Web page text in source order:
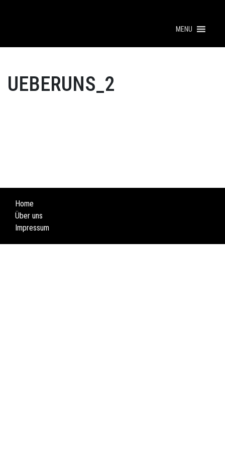
MENU
UEBERUNS_2
Home
Über uns
Impressum